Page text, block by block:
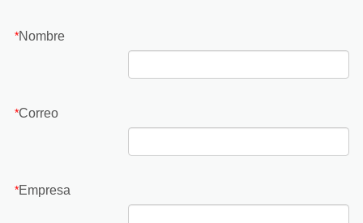
*Nombre
*Correo
*Empresa